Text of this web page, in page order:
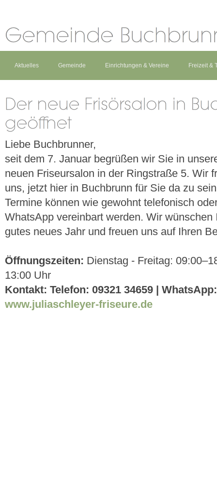
Aktuelles Gemeinde Einrichtungen & Vereine Freizeit &
Liebe Buchbrunner,
seit dem 7. Januar begrüßen wir Sie in
neuen Friseursalon in der Ringstraße 5. Wir
uns, jetzt hier in Buchbrunn für Sie da zu
Termine können wie gewohnt telefonisch
WhatsApp vereinbart werden. Wir wünschen
gutes neues Jahr und freuen uns auf Ihren
Öffnungszeiten: Dienstag - Freitag:
13:00 Uhr
Kontakt: Telefon: 09321 34659 |
www.juliaschleyer-friseure.de